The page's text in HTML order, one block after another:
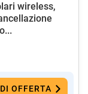
wireless,
OFFERTA